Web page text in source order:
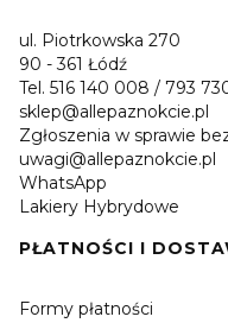
ul. Piotrkowska 270
90 - 361 Łódź
Tel. 516 140 008 / 793
sklep@allepaznokcie.pl
Zgłoszenia w sprawie
uwagi@allepaznokcie.pl
WhatsApp
Lakiery Hybrydowe
PŁATNOŚCI I
Formy płatności